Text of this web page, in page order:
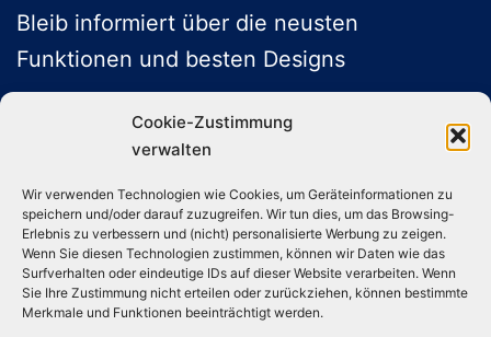
Cookie-Zustimmung
verwalten
Wir verwenden Technologien wie Cookies, um Geräteinformationen zu
speichern und/oder darauf zuzugreifen. Wir tun dies, um das Browsing-
Erlebnis zu verbessern und (nicht) personalisierte Werbung zu zeigen.
Wenn Sie diesen Technologien zustimmen, können wir Daten wie das
Surfverhalten oder eindeutige IDs auf dieser Website verarbeiten. Wenn
Sie Ihre Zustimmung nicht erteilen oder zurückziehen, können bestimmte
Merkmale und Funktionen beeinträchtigt werden.
Bleib informiert über die neusten
Funktionen und besten Designs
ABONNIEREN
Folge uns auf Social Media